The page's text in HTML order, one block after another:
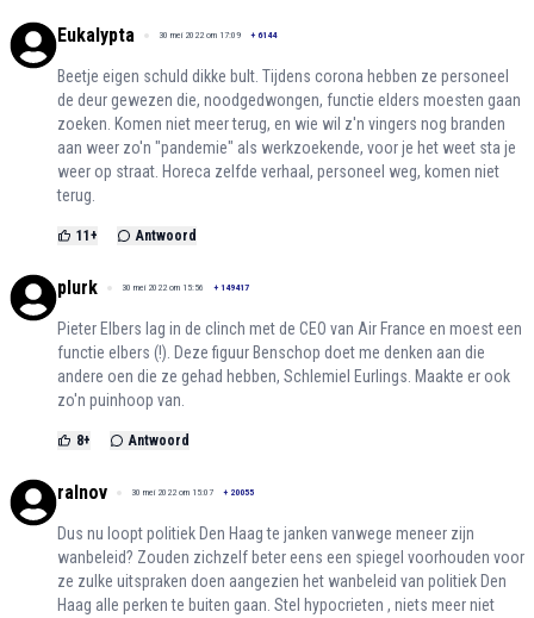
Eukalypta 30 mei 2022 om 17:09 + 6144
Beetje eigen schuld dikke bult. Tijdens corona hebben ze personeel
de deur gewezen die, noodgedwongen, functie elders moesten gaan
zoeken. Komen niet meer terug, en wie wil z'n vingers nog branden
aan weer zo'n "pandemie" als werkzoekende, voor je het weet sta je
weer op straat. Horeca zelfde verhaal, personeel weg, komen niet
terug.
11 + Antwoord
plurk 30 mei 2022 om 15:56 + 149417
Pieter Elbers lag in de clinch met de CEO van Air France en moest een
functie elbers (!). Deze figuur Benschop doet me denken aan die
andere oen die ze gehad hebben, Schlemiel Eurlings. Maakte er ook
zo'n puinhoop van.
8+ Antwoord
ralnov 30 mei 2022 om 15:07 + 20055
Dus nu loopt politiek Den Haag te janken vanwege meneer zijn
wanbeleid? Zouden zichzelf beter eens een spiegel voorhouden voor
ze zulke uitspraken doen aangezien het wanbeleid van politiek Den
Haag alle perken te buiten gaan. Stel hypocrieten , niets meer niet